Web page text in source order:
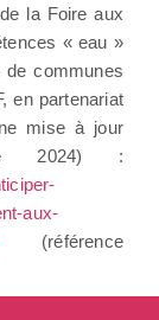
la Foire aux
« eau »
communes
en partenariat
mise à jour
2024) :
aux-